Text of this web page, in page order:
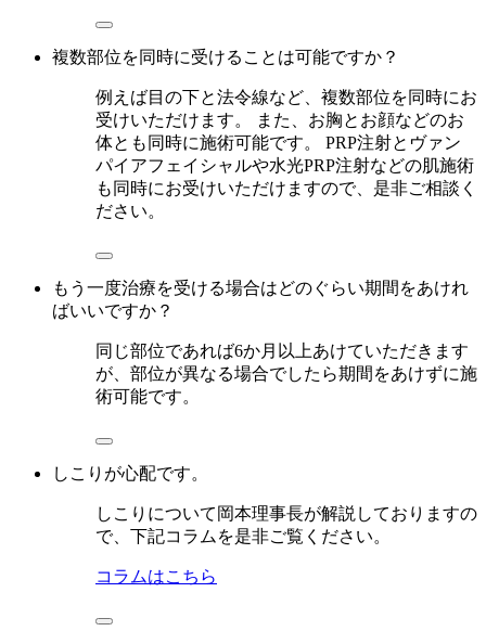
複数部位を同時に受けることは可能ですか？
例えば目の下と法令線など、複数部位を同時にお
受けいただけます。 また、お胸とお顔などのお
体とも同時に施術可能です。 PRP注射とヴァン
パイアフェイシャルや水光PRP注射などの肌施術
も同時にお受けいただけますので、是非ご相談く
ださい。
もう一度治療を受ける場合はどのぐらい期間をあけれ
ばいいですか？
同じ部位であれば6か月以上あけていただきます
が、部位が異なる場合でしたら期間をあけずに施
術可能です。
しこりが心配です。
しこりについて岡本理事長が解説しておりますの
で、下記コラムを是非ご覧ください。
コラムはこちら